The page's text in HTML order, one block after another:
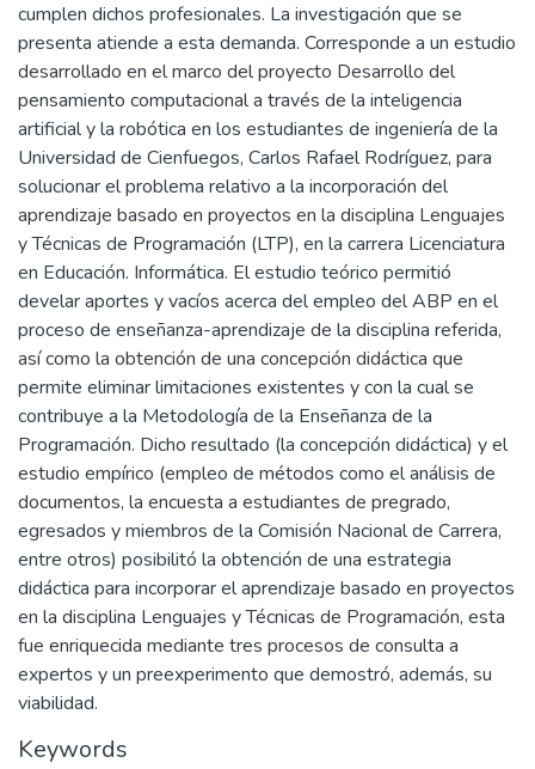
cumplen dichos profesionales. La investigación que se
presenta atiende a esta demanda. Corresponde a un estudio
desarrollado en el marco del proyecto Desarrollo del
pensamiento computacional a través de la inteligencia
artificial y la robótica en los estudiantes de ingeniería de la
Universidad de Cienfuegos, Carlos Rafael Rodríguez, para
solucionar el problema relativo a la incorporación del
aprendizaje basado en proyectos en la disciplina Lenguajes
y Técnicas de Programación (LTP), en la carrera Licenciatura
en Educación. Informática. El estudio teórico permitió
develar aportes y vacíos acerca del empleo del ABP en el
proceso de enseñanza-aprendizaje de la disciplina referida,
así como la obtención de una concepción didáctica que
permite eliminar limitaciones existentes y con la cual se
contribuye a la Metodología de la Enseñanza de la
Programación. Dicho resultado (la concepción didáctica) y el
estudio empírico (empleo de métodos como el análisis de
documentos, la encuesta a estudiantes de pregrado,
egresados y miembros de la Comisión Nacional de Carrera,
entre otros) posibilitó la obtención de una estrategia
didáctica para incorporar el aprendizaje basado en proyectos
en la disciplina Lenguajes y Técnicas de Programación, esta
fue enriquecida mediante tres procesos de consulta a
expertos y un preexperimento que demostró, además, su
viabilidad.
Keywords